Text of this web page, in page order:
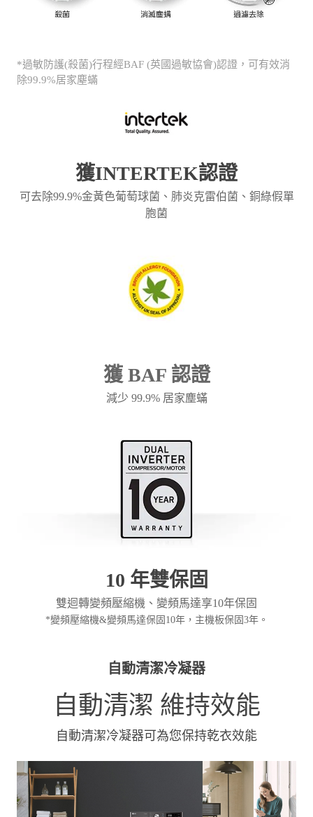
除99.9%居家塵蟎
獲INTERTEK認證
可去除99.9%金黃色葡萄球菌、肺炎克雷伯菌、銅綠假單
胞菌
獲 BAF 認證
減少 99.9% 居家塵蟎
10 年雙保固
雙迴轉變頻壓縮機、變頻馬達享10年保固
*變頻壓縮機&變頻馬達保固10年，主機板保固3年。
自動清潔 維持效能